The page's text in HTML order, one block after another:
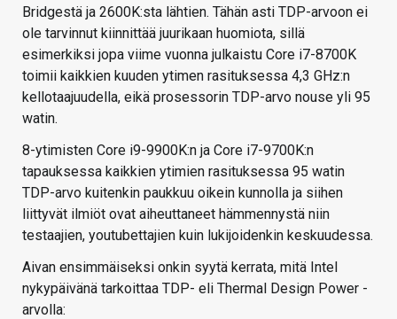
Bridgestä ja 2600K:sta lähtien. Tähän asti TDP-arvoon ei
ole tarvinnut kiinnittää juurikaan huomiota, sillä
esimerkiksi jopa viime vuonna julkaistu Core i7-8700K
toimii kaikkien kuuden ytimen rasituksessa 4,3 GHz:n
kellotaajuudella, eikä prosessorin TDP-arvo nouse yli 95
watin.
8-ytimisten Core i9-9900K:n ja Core i7-9700K:n
tapauksessa kaikkien ytimien rasituksessa 95 watin
TDP-arvo kuitenkin paukkuu oikein kunnolla ja siihen
liittyvät ilmiöt ovat aiheuttaneet hämmennystä niin
testaajien, youtubettajien kuin lukijoidenkin keskuudessa.
Aivan ensimmäiseksi onkin syytä kerrata, mitä Intel
nykypäivänä tarkoittaa TDP- eli Thermal Design Power -
arvolla: